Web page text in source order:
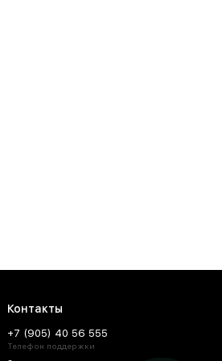
Контакты
+7 (905) 40 56 555
Телефон поддержки